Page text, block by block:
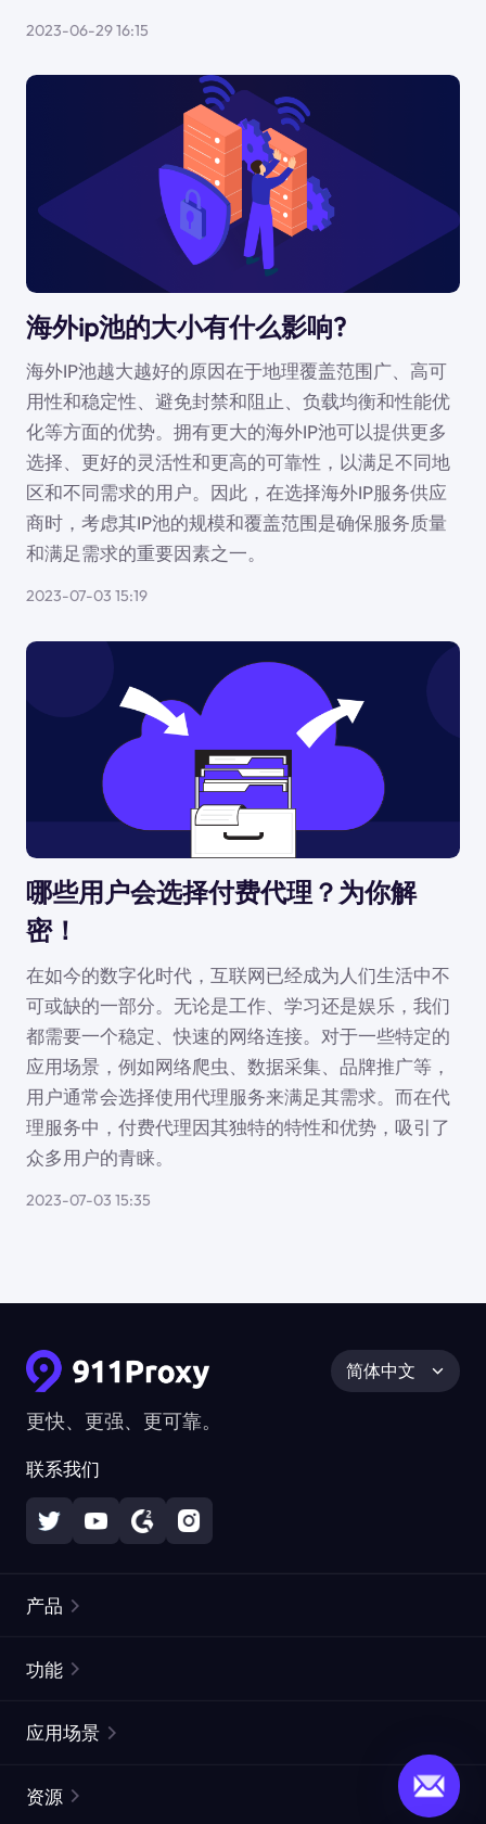
2023-06-29 16:15
海外ip池的大小有什么影响?
海外IP池越大越好的原因在于地理覆盖范围广、高可
用性和稳定性、避免封禁和阻止、负载均衡和性能优
化等方面的优势。拥有更大的海外IP池可以提供更多
选择、更好的灵活性和更高的可靠性，以满足不同地
区和不同需求的用户。因此，在选择海外IP服务供应
商时，考虑其IP池的规模和覆盖范围是确保服务质量
和满足需求的重要因素之一。
2023-07-03 15:19
哪些用户会选择付费代理？为你解
密！
在如今的数字化时代，互联网已经成为人们生活中不
可或缺的一部分。无论是工作、学习还是娱乐，我们
都需要一个稳定、快速的网络连接。对于一些特定的
应用场景，例如网络爬虫、数据采集、品牌推广等，
用户通常会选择使用代理服务来满足其需求。而在代
理服务中，付费代理因其独特的特性和优势，吸引了
众多用户的青睐。
2023-07-03 15:35
更快、更强、更可靠。
联系我们
简体中文
产品
静态住宅代理
功能
ISP代理
应用场景
资源